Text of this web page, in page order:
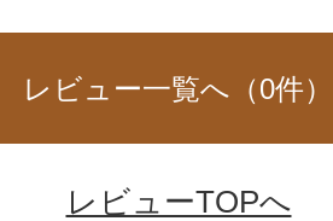
レビュー一覧へ（0件）
レビューTOPへ